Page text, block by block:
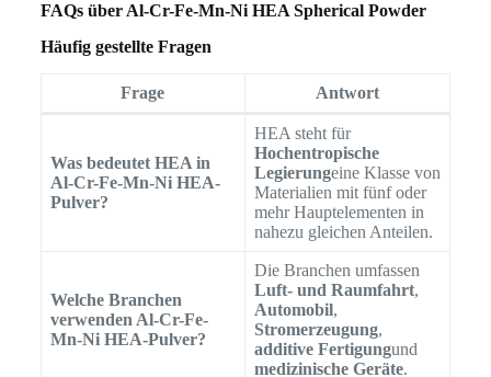
FAQs über Al-Cr-Fe-Mn-Ni HEA Spherical Powder
Häufig gestellte Fragen
Frage Antwort
Was bedeutet HEA in
Al-Cr-Fe-Mn-Ni HEA-
Pulver?
HEA steht für
Hochentropische
Legierungeine Klasse von
Materialien mit fünf oder
mehr Hauptelementen in
nahezu gleichen Anteilen.
Welche Branchen
verwenden Al-Cr-Fe-
Mn-Ni HEA-Pulver?
Die Branchen umfassen
Luft- und Raumfahrt,
Automobil,
Stromerzeugung,
additive Fertigungund
medizinische Geräte.